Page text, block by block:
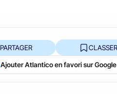
PARTAGER CLASSER
Ajouter Atlantico en favori sur Google